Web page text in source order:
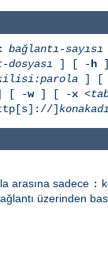
bağlantı-sayısı
dosyası ] [ -h
] [
[ -w] [ -x
] konakadı
arasına sadece :
üzerinden